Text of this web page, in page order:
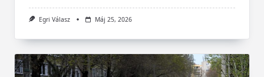
Egri Válasz Máj 25, 2026